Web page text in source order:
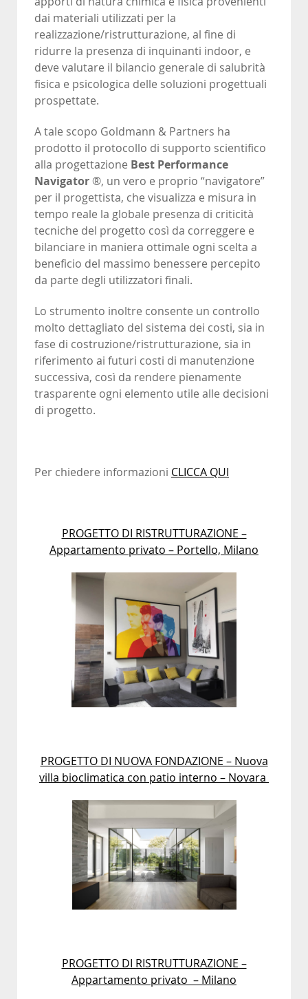
dai materiali utilizzati per la
realizzazione/ristrutturazione, al fine di
ridurre la presenza di inquinanti indoor, e
deve valutare il bilancio generale di salubrità
fisica e psicologica delle soluzioni progettuali
prospettate.
A tale scopo Goldmann & Partners ha
prodotto il protocollo di supporto scientifico
alla progettazione Best Performance
Navigator®, un vero e proprio “navigatore”
per il progettista, che visualizza e misura in
tempo reale la globale presenza di criticità
tecniche del progetto così da correggere e
bilanciare in maniera ottimale ogni scelta a
beneficio del massimo benessere percepito
da parte degli utilizzatori finali.
Lo strumento inoltre consente un controllo
molto dettagliato del sistema dei costi, sia in
fase di costruzione/ristrutturazione, sia in
riferimento ai futuri costi di manutenzione
successiva, così da rendere pienamente
trasparente ogni elemento utile alle decisioni
di progetto.
Per chiedere informazioni CLICCA QUI
PROGETTO DI RISTRUTTURAZIONE –
Appartamento privato – Portello, Milano
PROGETTO DI NUOVA FONDAZIONE – Nuova
villa bioclimatica con patio interno – Novara
PROGETTO DI RISTRUTTURAZIONE –
Appartamento privato – Milano